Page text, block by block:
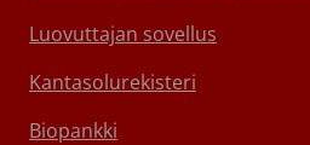
Luovuttajan sovellus
Kantasolurekisteri
Biopankki